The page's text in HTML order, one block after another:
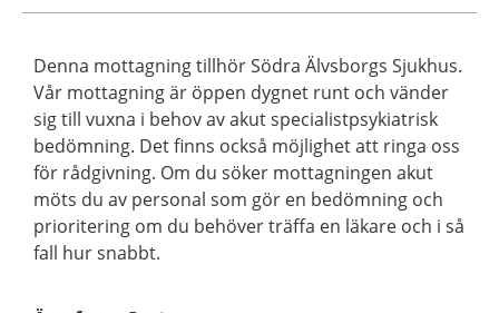
Denna mottagning tillhör Södra Älvsborgs Sjukhus.
Vår mottagning är öppen dygnet runt och vänder
sig till vuxna i behov av akut specialistpsykiatrisk
bedömning. Det finns också möjlighet att ringa oss
för rådgivning. Om du söker mottagningen akut
möts du av personal som gör en bedömning och
prioritering om du behöver träffa en läkare och i så
fall hur snabbt.